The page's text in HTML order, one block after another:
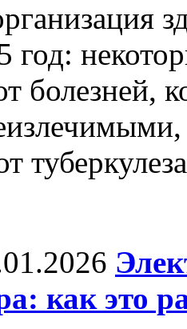
год:
болезней,
как это